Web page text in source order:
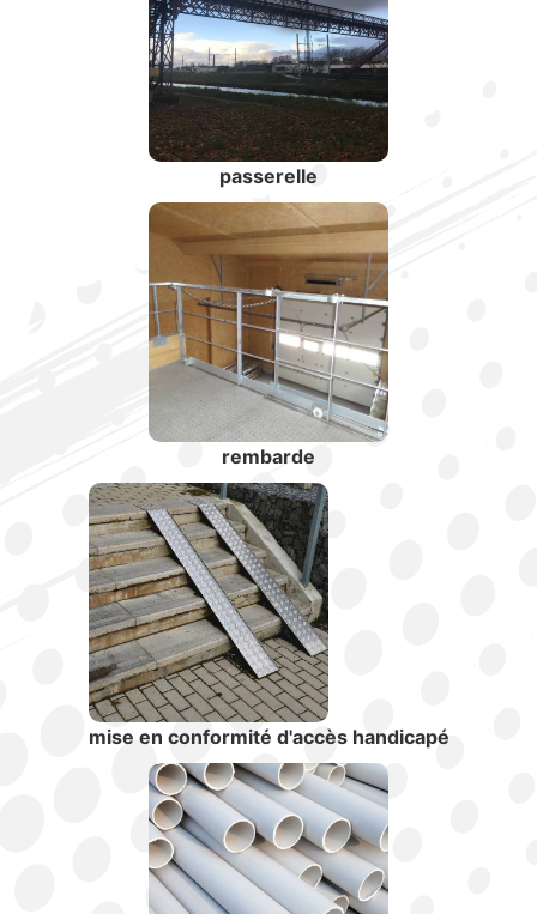
passerelle
rembarde
mise en conformité d'accès handicapé